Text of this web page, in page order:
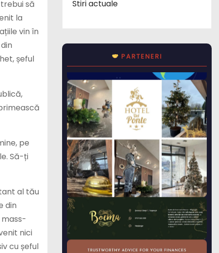
să
la
vin în
șeful
pe
Să-ți
al tău
din
nici
cu șeful
Stiri actuale
PARTENERI